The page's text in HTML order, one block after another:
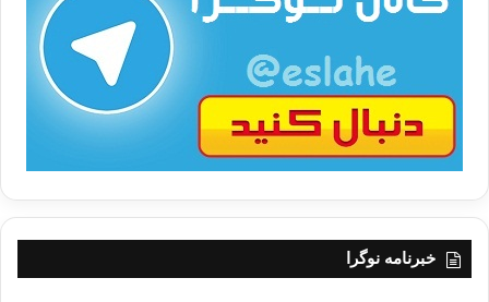
خبرنامه نوگرا